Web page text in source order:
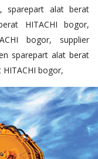
sparepart alat berat
HITACHI bogor,
bogor, supplier
sparepart alat berat
bogor,